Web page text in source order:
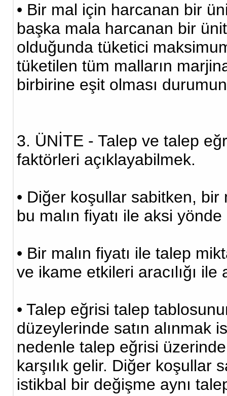
• Bir mal için harcanan bir
başka mala harcanan bir
olduğunda tüketici
tüketilen tüm malların
birbirine eşit olması
3. ÜNİTE - Talep ve talep
faktörleri açıklayabilmek.
• Diğer koşullar sabitken, bir
bu malın fiyatı ile aksi
• Bir malın fiyatı ile talep
ve ikame etkileri aracılığı ile
• Talep eğrisi talep
düzeylerinde satın alınmak
nedenle talep eğrisi
karşılık gelir. Diğer koşullar
istikbal bir değişme aynı